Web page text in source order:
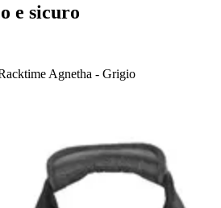
e sicuro
Agnetha - Grigio